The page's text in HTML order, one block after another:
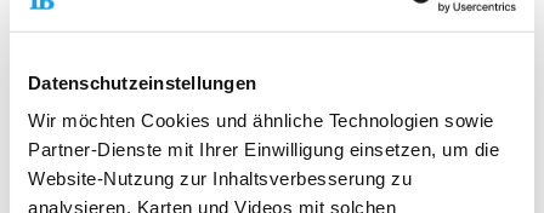
Datenschutzeinstellungen
Wir möchten Cookies und ähnliche Technologien sowie
Partner-Dienste mit Ihrer Einwilligung einsetzen, um die
Website-Nutzung zur Inhaltsverbesserung zu
analysieren, Karten und Videos mit solchen
gefüllt mit multidimensionalen Indizien rund um den
Fall. Durch technische Kniffe und digitale
Intrigen und Geheimnissen. Bei ihrer Spurensuche
werden sie per Chatfunktion von der Ermittlerin Lilli
begleitet, betreten virtuell die Bandräume des
Jugendhaus Heslach, erhalten Beweismaterial per
Email und surfen online und in Social Media, um der